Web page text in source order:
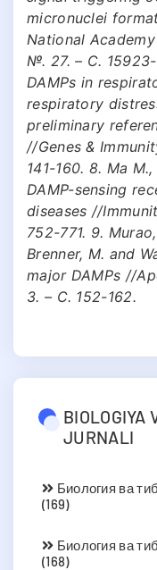
micronuclei
National
№. 27. – С. 15923-
DAMPs in
respiratory
preliminary
//Genes &
141-160. 8. Ma
DAMP-sensing
diseases //
752-771. 9.
Brenner, M. and
major DAMPs //
3. – С. 152-162.
BIOLOGIYA
JURNALI
Биология ва
(169)
Биология ва
(168)